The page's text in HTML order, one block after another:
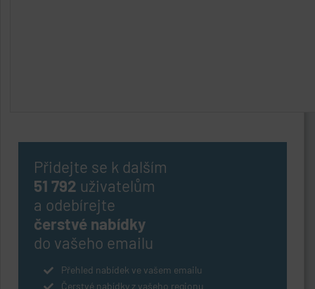
Přidejte se k dalším
51 792 uživatelům
a odebírejte
čerstvé nabídky
do vašeho emailu
Přehled nabídek ve vašem emailu
Čerstvé nabídky z vašeho regionu